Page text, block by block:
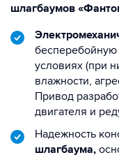
шлагбаумов
бесперебойную
условиях (при
влажности,
Привод
двигателя и
Надежность
шлагбаума,